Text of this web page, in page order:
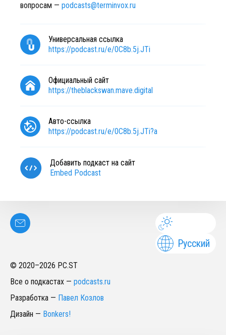
вопросам — podcasts@terminvox.ru
Универсальная ссылка
https://podcast.ru/e/0C8b.5j.JTi
Официальный сайт
https://theblackswan.mave.digital
Авто-ссылка
https://podcast.ru/e/0C8b.5j.JTi?a
Добавить подкаст на сайт
Embed Podcast
Русский
© 2020–2026 PC.ST
Все о подкастах — podcasts.ru
Разработка — Павел Козлов
Дизайн — Bonkers!